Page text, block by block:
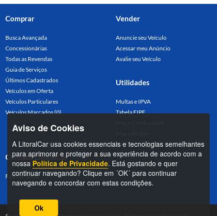
Comprar
Busca Avançada
Concessionárias
Todas as Revendas
Guia de Serviços
Últimos Cadastrados
Veículos em Oferta
Veículos Particulares
Veículos Marcados (0)
Vender
Anuncie seu Veículo
Acessar meu Anúncio
Avalie seu Veículo
Utilidades
Multas e IPVA
Tabela FIPE
Contato LitoralCar
Fale conosco
Aviso de Cookies
A LitoralCar usa cookies essenciais e tecnologias semelhantes
para aprimorar e proteger a sua experiência de acordo com a
nossa Política de Privacidade. Está gostando e quer
continuar navegando? Clique em ´OK´ para continuar
navegando e concordar com estas condições.
Ok